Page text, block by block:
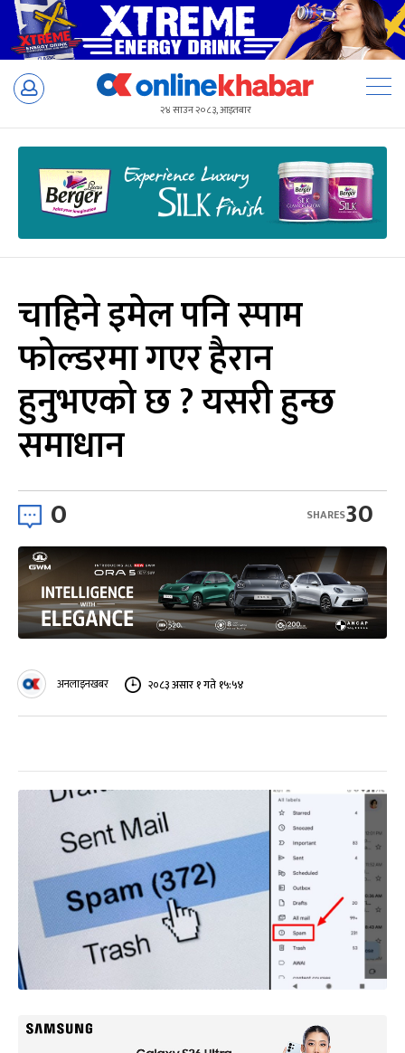
Skip
२४ साउन २०८३, आइतबार
चाहिने इमेल पनि स्पाम
फोल्डरमा गएर हैरान
हुनुभएको छ ? यसरी हुन्छ
समाधान
0 30
SHARES
अनलाइनखबर २०८३ असार १ गते १५:५४